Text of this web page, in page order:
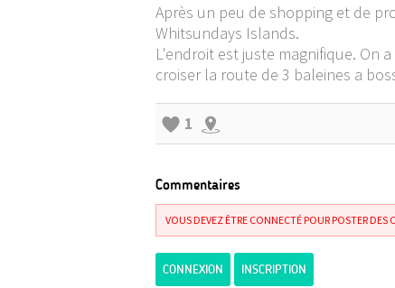
Après un peu de shopping et de
Whitsundays Islands.
L'endroit est juste magnifique. On
croiser la route de 3 baleines a
1
Commentaires
VOUS DEVEZ ÊTRE CONNECTÉ POUR POSTER DES
CONNEXION INSCRIPTION